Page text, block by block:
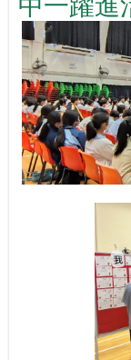
中一躍進